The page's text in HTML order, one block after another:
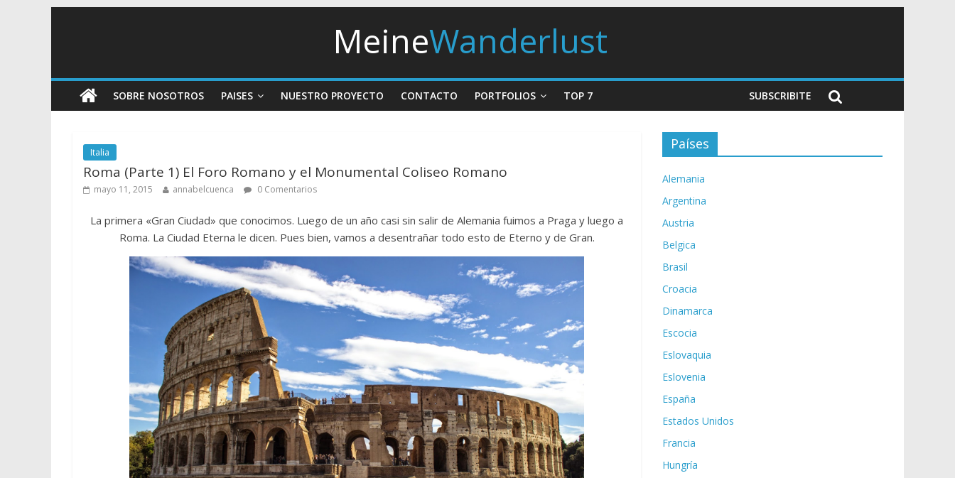
MeineWanderlust
SOBRE NOSOTROS PAISES NUESTRO PROYECTO CONTACTO PORTFOLIOS TOP 7 SUBSCRIBITE
Italia
Roma (Parte 1) El Foro Romano y el Monumental Coliseo Romano
mayo 11, 2015 annabelcuenca 0 Comentarios
La primera «Gran Ciudad» que conocimos. Luego de un año casi sin salir de Alemania fuimos a Praga y luego a
Roma. La Ciudad Eterna le dicen. Pues bien, vamos a desentrañar todo esto de Eterno y de Gran.
Países
Alemania
Argentina
Austria
Belgica
Brasil
Croacia
Dinamarca
Escocia
Eslovaquia
Eslovenia
España
Estados Unidos
Francia
Hungría